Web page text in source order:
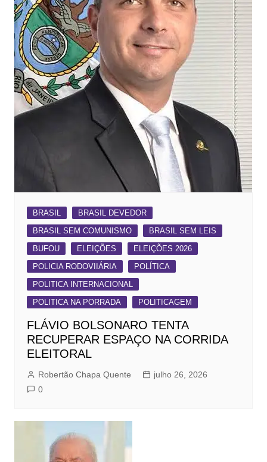
BRASIL
BRASIL DEVEDOR
BRASIL SEM COMUNISMO
BRASIL SEM LEIS
BUFOU
ELEIÇÕES
ELEIÇÕES 2026
POLICIA RODOVIIÁRIA
POLÍTICA
POLITICA INTERNACIONAL
POLITICA NA PORRADA
POLITICAGEM
FLÁVIO BOLSONARO TENTA
RECUPERAR ESPAÇO NA CORRIDA
ELEITORAL
Robertão Chapa Quente
julho 26, 2026
0